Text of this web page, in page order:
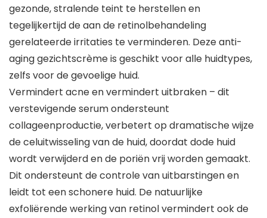
gezonde, stralende teint te herstellen en
tegelijkertijd de aan de retinolbehandeling
gerelateerde irritaties te verminderen. Deze anti-
aging gezichtscrème is geschikt voor alle huidtypes,
zelfs voor de gevoelige huid.
Vermindert acne en vermindert uitbraken – dit
verstevigende serum ondersteunt
collageenproductie, verbetert op dramatische wijze
de celuitwisseling van de huid, doordat dode huid
wordt verwijderd en de poriën vrij worden gemaakt.
Dit ondersteunt de controle van uitbarstingen en
leidt tot een schonere huid. De natuurlijke
exfoliërende werking van retinol vermindert ook de